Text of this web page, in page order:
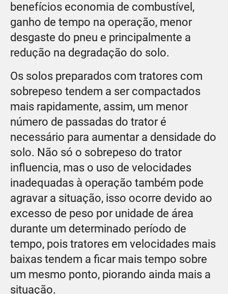
benefícios economia de combustível,
ganho de tempo na operação, menor
desgaste do pneu e principalmente a
redução na degradação do solo.
Os solos preparados com tratores com
sobrepeso tendem a ser compactados
mais rapidamente, assim, um menor
número de passadas do trator é
necessário para aumentar a densidade do
solo. Não só o sobrepeso do trator
influencia, mas o uso de velocidades
inadequadas à operação também pode
agravar a situação, isso ocorre devido ao
excesso de peso por unidade de área
durante um determinado período de
tempo, pois tratores em velocidades mais
baixas tendem a ficar mais tempo sobre
um mesmo ponto, piorando ainda mais a
situação.